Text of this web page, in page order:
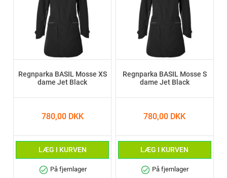
Regnparka BASIL Mosse XS
dame Jet Black
780,00 DKK
LÆG I KURVEN
check_circle På fjernlager
Regnparka BASIL Mosse S
dame Jet Black
780,00 DKK
LÆG I KURVEN
check_circle På fjernlager